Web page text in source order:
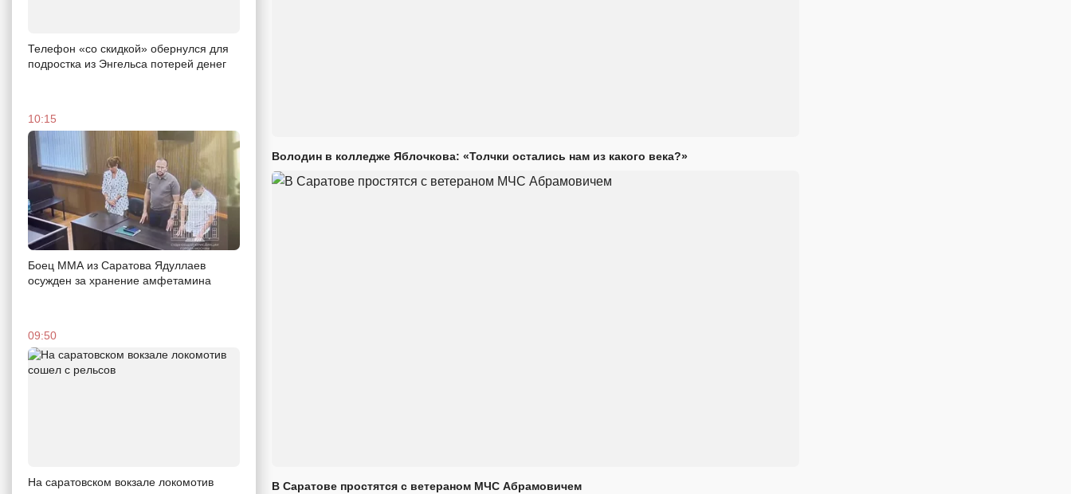
Телефон «со скидкой» обернулся для
подростка из Энгельса потерей денег
10:15
Боец ММА из Саратова Ядуллаев
осужден за хранение амфетамина
09:50
На саратовском вокзале локомотив
Володин в колледже Яблочкова: «Толчки остались нам из какого века?»
В Саратове простятся с ветераном МЧС Абрамовичем